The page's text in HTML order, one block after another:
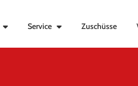
Service Zuschüsse